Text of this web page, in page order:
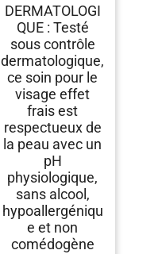
DERMATOLOGI
QUE : Testé
sous contrôle
dermatologique,
ce soin pour le
visage effet
frais est
respectueux de
la peau avec un
pH
physiologique,
sans alcool,
hypoallergéniqu
e et non
comédogène